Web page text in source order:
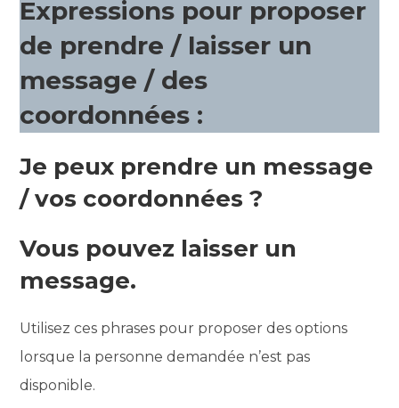
Expressions pour proposer
de prendre / laisser un
message / des
coordonnées :
Je peux prendre un message
/ vos coordonnées ?
Vous pouvez laisser un
message.
Utilisez ces phrases pour proposer des options
lorsque la personne demandée n’est pas
disponible.